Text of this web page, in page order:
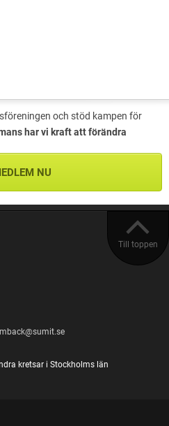
och stöd kampen för
har vi kraft att förändra
NU
Till toppen
kretsar i Stockholms län